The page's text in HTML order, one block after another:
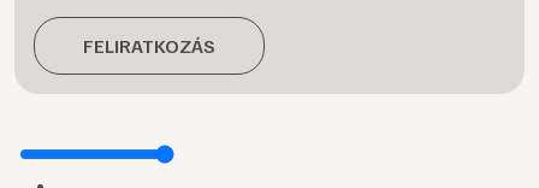
FELIRATKOZÁS